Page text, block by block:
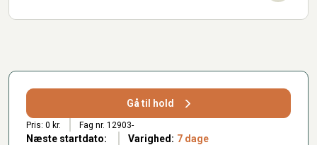
Gå til hold
Pris: 0 kr. Fag nr. 12903-
Næste startdato: Varighed: 7 dage